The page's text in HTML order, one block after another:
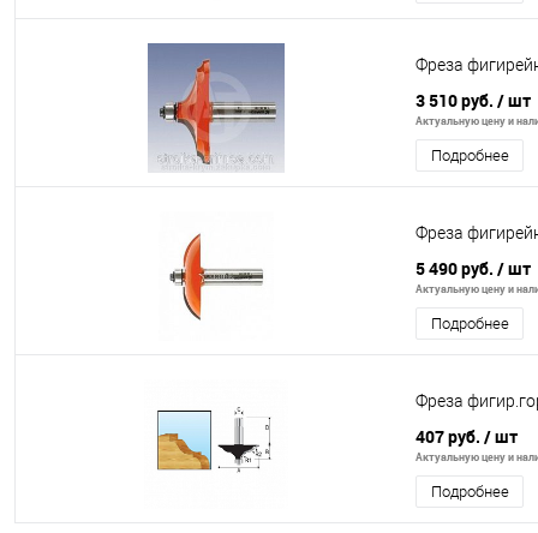
Фреза
3 510 руб. / шт
Актуальную цену и
Подробнее
Фреза
5 490 руб. / шт
Актуальную цену и
Подробнее
Фреза
407 руб. / шт
Актуальную цену и
Подробнее